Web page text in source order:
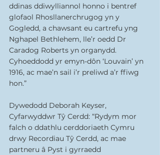
ddinas ddiwylliannol honno i bentref
glofaol Rhosllanerchrugog yn y
Gogledd, a chawsant eu cartrefu yng
Nghapel Bethlehem, lle’r oedd Dr
Caradog Roberts yn organydd.
Cyhoeddodd yr emyn-dôn ‘Louvain’ yn
1916, ac mae’n sail i’r preliwd a’r ffiwg
hon.”
Dywedodd Deborah Keyser,
Cyfarwyddwr Tŷ Cerdd: “Rydym mor
falch o ddathlu cerddoriaeth Cymru
drwy Recordiau Tŷ Cerdd, ac mae
partneru â Pyst i gyrraedd